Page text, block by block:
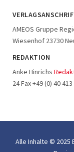
AMEOS Gruppe
Wiesenhof 23730
REDAKTION
Anke Hinrichs
24 Fax +49 (0) 40
Alle Inhalte © 2025